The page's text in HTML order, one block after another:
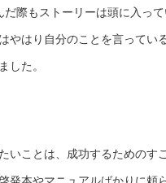
だ際もストーリーは頭に入っ
やはり自分のことを言ってい
した。
いことは、成功するためのす
発本やマニュアルばかりに頼